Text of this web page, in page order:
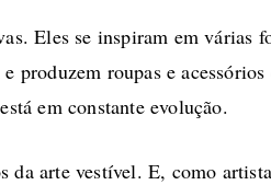
Eles se inspiram em várias
produzem roupas e
em constante evolução.
da arte vestível. E, como